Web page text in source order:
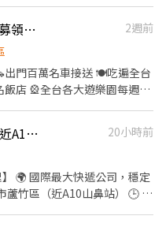
𝑰𝑫：
請留下您的姓名+電話+職缺
區水源路(臨派大夜早晚班)
✔匯款 ✔領現金 ✔可
lin.ee/CcskdiH
🤙six_seven👈活動企劃團隊招募領隊康輔招募🫶🏻
2週前
出門百萬名車接送 🍽️吃遍全台
店 🎡全台各大遊樂園每週使
愛笑沒有偶包 💓心地善良愛
耐勞喜歡學各種技能 🗣️是個超
歡團隊是一個大家庭的感覺
🔥38K起！【盤點＋文書助理】近A10山鼻站｜輕鬆上手
20小時前
🌍 國際最大快遞公司，穩定